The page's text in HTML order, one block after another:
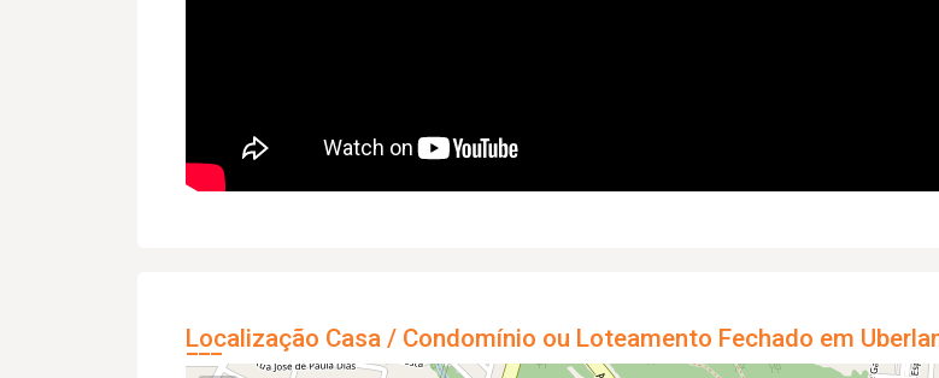
Localização Casa / Condomínio ou Loteamento Fechado em